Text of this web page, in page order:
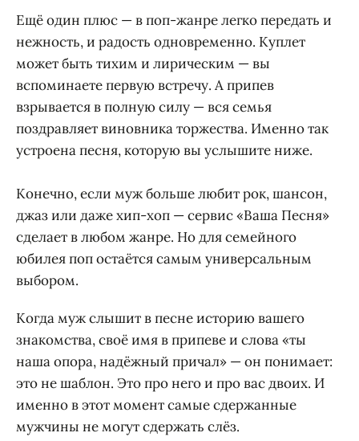
Ещё один плюс — в поп-жанре легко передать и
нежность, и радость одновременно. Куплет
может быть тихим и лирическим — вы
вспоминаете первую встречу. А припев
взрывается в полную силу — вся семья
поздравляет виновника торжества. Именно так
устроена песня, которую вы услышите ниже.
Конечно, если муж больше любит рок, шансон,
джаз или даже хип-хоп — сервис «Ваша Песня»
сделает в любом жанре. Но для семейного
юбилея поп остаётся самым универсальным
выбором.
Когда муж слышит в песне историю вашего
знакомства, своё имя в припеве и слова «ты
наша опора, надёжный причал» — он понимает:
это не шаблон. Это про него и про вас двоих. И
именно в этот момент самые сдержанные
мужчины не могут сдержать слёз.